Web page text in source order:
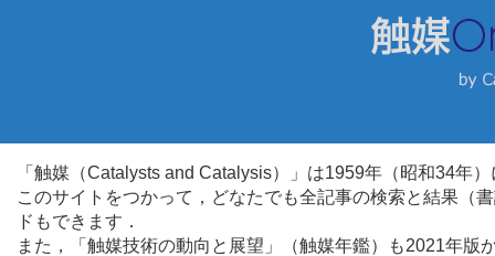
「触媒（Catalysts and Catalysis）」は1959年（昭和34年
このサイトをつかって，どなたでも全記事の検索と結果（
ドもできます．
また，「触媒技術の動向と展望」（触媒年鑑）も2021年